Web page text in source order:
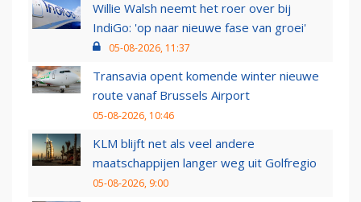
Willie Walsh neemt het roer over bij
IndiGo: 'op naar nieuwe fase van groei'
05-08-2026, 11:37
Transavia opent komende winter nieuwe
route vanaf Brussels Airport
05-08-2026, 10:46
KLM blijft net als veel andere
maatschappijen langer weg uit Golfregio
05-08-2026, 9:00